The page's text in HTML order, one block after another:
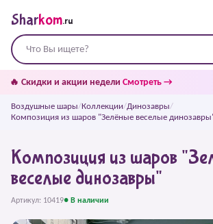
Sharkom.ru
🔥 Скидки и акции недели Смотреть →
Воздушные шары/Коллекции/Динозавры/
Композиция из шаров "Зелёные веселые
Композиция из шаров
веселые динозавры"
Артикул: 10419● В наличии